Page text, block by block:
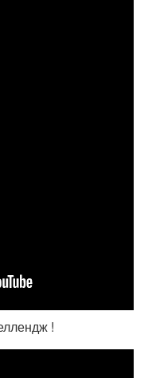
!